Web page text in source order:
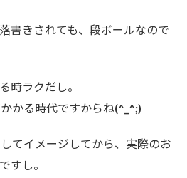
書きされても、段ボールなので
時ラクだし。
かる時代ですからね(^_^;)
てイメージしてから、実際のお
すし。